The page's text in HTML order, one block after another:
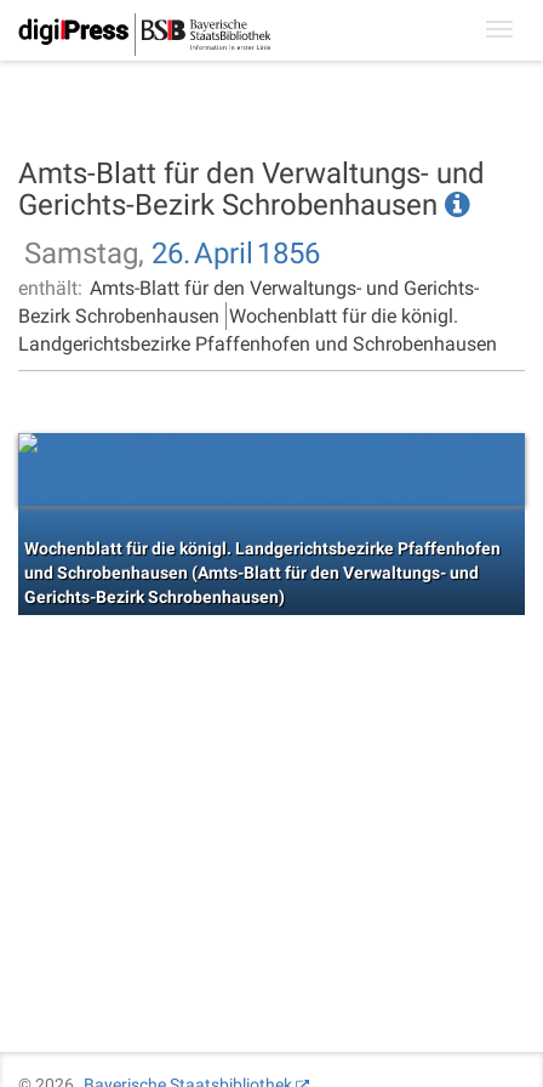
Amts-Blatt für den Verwaltungs- und
Gerichts-Bezirk Schrobenhausen
Samstag, 26.April 1856
enthält: Amts-Blatt für den Verwaltungs- und Gerichts-
Bezirk Schrobenhausen Wochenblatt für die königl.
Landgerichtsbezirke Pfaffenhofen und Schrobenhausen
Wochenblatt für die königl. Landgerichtsbezirke Pfaffenhofen
und Schrobenhausen (Amts-Blatt für den Verwaltungs- und
Gerichts-Bezirk Schrobenhausen)